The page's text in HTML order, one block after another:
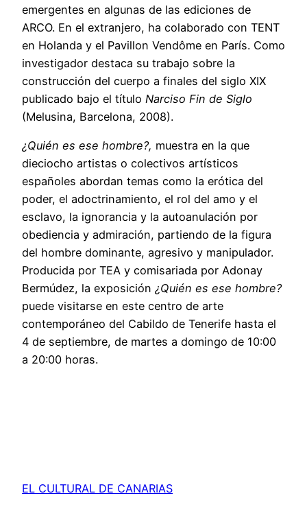
emergentes en algunas de las ediciones de
ARCO. En el extranjero, ha colaborado con TENT
en Holanda y el Pavillon Vendôme en París. Como
investigador destaca su trabajo sobre la
construcción del cuerpo a finales del siglo XIX
publicado bajo el título Narciso Fin de Siglo
(Melusina, Barcelona, 2008).
¿Quién es ese hombre?, muestra en la que
dieciocho artistas o colectivos artísticos
españoles abordan temas como la erótica del
poder, el adoctrinamiento, el rol del amo y el
esclavo, la ignorancia y la autoanulación por
obediencia y admiración, partiendo de la figura
del hombre dominante, agresivo y manipulador.
Producida por TEA y comisariada por Adonay
Bermúdez, la exposición ¿Quién es ese hombre?
puede visitarse en este centro de arte
contemporáneo del Cabildo de Tenerife hasta el
4 de septiembre, de martes a domingo de 10:00
a 20:00 horas.
EL CULTURAL DE CANARIAS